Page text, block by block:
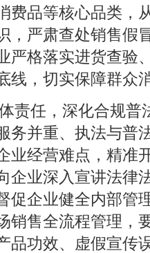
费品等核心品类，
，严肃查处销售假
严格落实进货查验
线，切实保障群众
责任，深化合规普
务并重、执法与普
业经营难点，精准
企业深入宣讲法律
促企业健全内部管
销售全流程管理，
品功效、虚假宣传